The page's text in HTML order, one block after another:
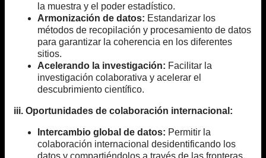
la muestra y el poder estadístico.
Armonización de datos: Estandarizar los
métodos de recopilación y procesamiento de datos
para garantizar la coherencia en los diferentes
sitios.
Acelerando la investigación: Facilitar la
investigación colaborativa y acelerar el
descubrimiento científico.
iii. Oportunidades de colaboración internacional:
Intercambio global de datos: Permitir la
colaboración internacional desidentificando los
datos y compartiéndolos a través de las fronteras.